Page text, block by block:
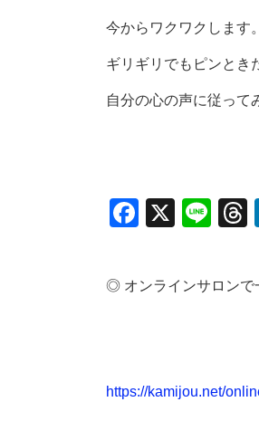
今からワクワクします。
ギリギリでもピンとき
自分の心の声に従って
X
◎ オンラインサロンで
https://kamijou.net/